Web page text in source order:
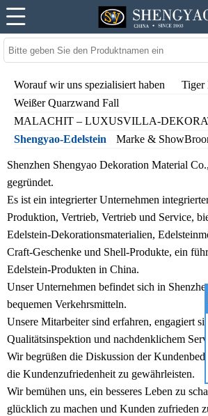
Worauf wir uns spezialisiert haben
Tiger
Weißer Quarzwand Fall
MALACHIT – LUXUSVILLA-
Shengyao-Edelstein
Marke &
Shenzhen Shengyao Dekoration Material
gegründet.
Es ist ein integrierter Unternehmen
Produktion, Vertrieb, Vertrieb und Service,
Edelstein-Dekorationsmaterialien,
Craft-Geschenke und Shell-Produkte, ein
Edelstein-Produkten in China.
Unser Unternehmen befindet sich in
bequemen Verkehrsmitteln.
Unsere Mitarbeiter sind erfahren, engagiert
Qualitätsinspektion und nachdenklichem
Wir begrüßen die Diskussion der
die Kundenzufriedenheit zu gewährleisten.
Wir bemühen uns, ein besseres Leben zu
glücklich zu machen und Kunden zufrieden